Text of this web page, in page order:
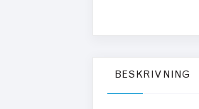
BESKRIVNING